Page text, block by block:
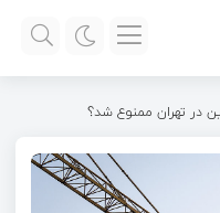
در تهران ممنوع شد؟